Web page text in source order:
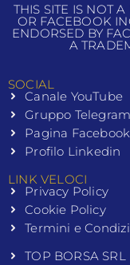
THIS SITE IS NOT
OR FACEBOOK
ENDORSED BY
A
SOCIAL
Canale YouTube
Gruppo Telegram
Pagina Facebook
Profilo Linkedin
LINK VELOCI
Privacy Policy
Cookie Policy
Termini e
TOP BORSA SRL